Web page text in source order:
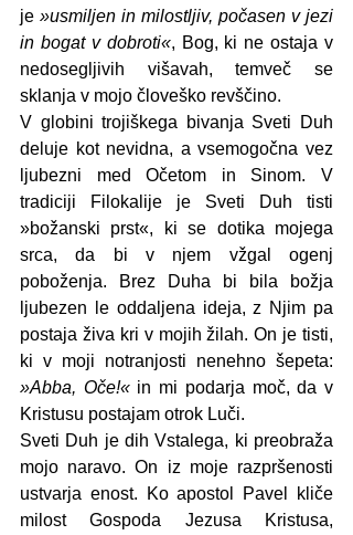
je »usmiljen in milostljiv, počasen v jezi
in bogat v dobroti«, Bog, ki ne ostaja v
nedosegljivih višavah, temveč se
sklanja v mojo človeško revščino.
V globini trojiškega bivanja Sveti Duh
deluje kot nevidna, a vsemogočna vez
ljubezni med Očetom in Sinom. V
tradiciji Filokalije je Sveti Duh tisti
»božanski prst«, ki se dotika mojega
srca, da bi v njem vžgal ogenj
poboženja. Brez Duha bi bila božja
ljubezen le oddaljena ideja, z Njim pa
postaja živa kri v mojih žilah. On je tisti,
»Abba, Oče!« in mi podarja moč, da v
Kristusu postajam otrok Luči.
Sveti Duh je dih Vstalega, ki preobraža
mojo naravo. On iz moje razpršenosti
ustvarja enost. Ko apostol Pavel kliče
milost Gospoda Jezusa Kristusa,